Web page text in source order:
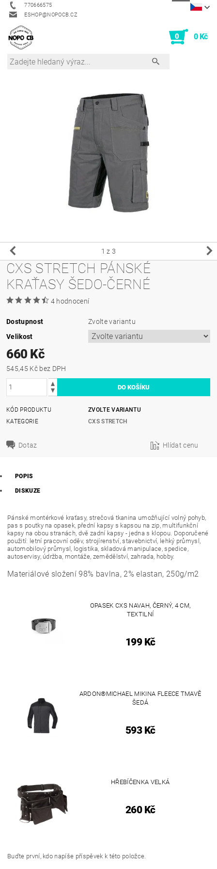
770666575
ESHOP@NOPOCB.CZ
0 0 Kč
1 z 3
CXS STRETCH PÁNSKÉ
KRAŤASY ŠEDO-ČERNÉ
4 hodnocení
Dostupnost
Zvolte variantu
Velikost
660 Kč
545,45 Kč bez DPH
KÓD PRODUKTU
ZVOLTE VARIANTU
KATEGORIE
CXS STRETCH
Dotaz Hlídat cenu
POPIS
DISKUZE
Pánské montérkové kraťasy, strečová tkanina umožňující volný pohyb,
pas s poutky na opasek, přední kapsy s kapsou na zip, multifunkční
kapsy na obou stranách, dvě zadní kapsy - jedna s klopou. Doporučené
použití: letní pracovní oděv, strojírenství, stavebnictví, lehký průmysl,
automobilový průmysl, logistika, skladová manipulace, spedice,
autoservisy, údržba, montáže, zemědělství, zahrada, hobby.
Materiálové složení 98% bavlna, 2% elastan, 250g/m2
OPASEK CXS NAVAH, ČERNÝ, 4 CM,
TEXTILNÍ
199 Kč
ARDON®MICHAEL MIKINA FLEECE TMAVĚ
ŠEDÁ
593 Kč
HŘEBÍČENKA VELKÁ
260 Kč
Buďte první, kdo napíše příspěvek k této položce.